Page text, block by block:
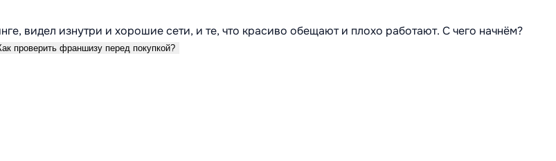
видел изнутри и хорошие сети, и те, что красиво обещают и плохо работают. С чего начнём?
проверить франшизу перед покупкой?